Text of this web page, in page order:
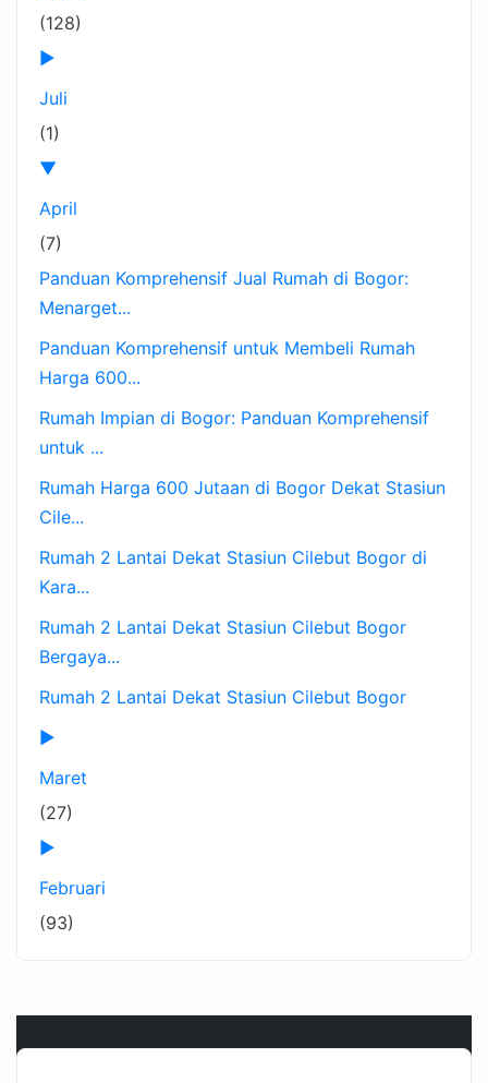
(128)
►
Juli
(1)
▼
April
(7)
Panduan Komprehensif Jual Rumah di Bogor:
Menarget...
Panduan Komprehensif untuk Membeli Rumah
Harga 600...
Rumah Impian di Bogor: Panduan Komprehensif
untuk ...
Rumah Harga 600 Jutaan di Bogor Dekat Stasiun
Cile...
Rumah 2 Lantai Dekat Stasiun Cilebut Bogor di
Kara...
Rumah 2 Lantai Dekat Stasiun Cilebut Bogor
Bergaya...
Rumah 2 Lantai Dekat Stasiun Cilebut Bogor
►
Maret
(27)
►
Februari
(93)